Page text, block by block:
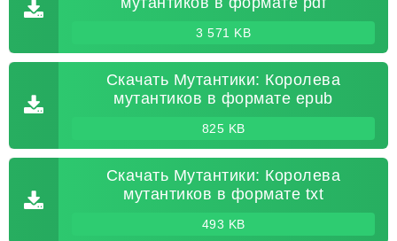
3 571 KB
Скачать Мутантики: Королева
мутантиков в формате epub
825 KB
Скачать Мутантики: Королева
мутантиков в формате txt
493 KB